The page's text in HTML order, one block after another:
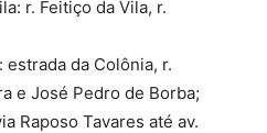
r. Feitiço da Vila, r.
da Colônia, r.
e José Pedro de Borba;
Raposo Tavares até av.